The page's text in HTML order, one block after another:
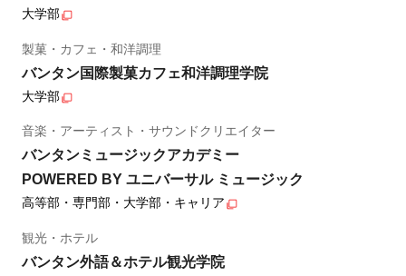
大学部
製菓・カフェ・和洋調理
バンタン国際製菓カフェ和洋調理学院
大学部
音楽・アーティスト・サウンドクリエイター
バンタンミュージックアカデミー
POWERED BY ユニバーサル ミュージック
高等部・専門部・大学部・キャリア
観光・ホテル
バンタン外語＆ホテル観光学院